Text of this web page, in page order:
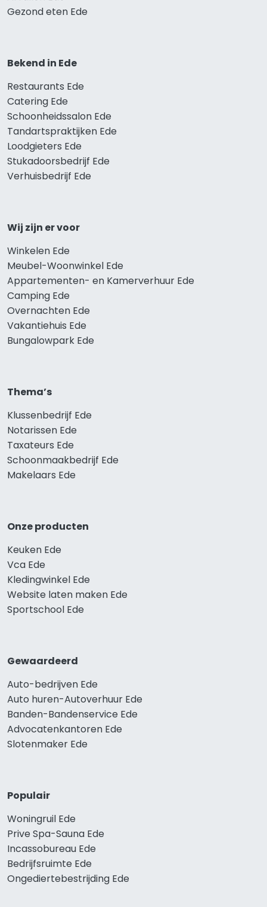
Gezond eten Ede
Bekend in Ede
Restaurants Ede
Catering Ede
Schoonheidssalon Ede
Tandartspraktijken Ede
Loodgieters Ede
Stukadoorsbedrijf Ede
Verhuisbedrijf Ede
Wij zijn er voor
Winkelen Ede
Meubel-Woonwinkel Ede
Appartementen- en Kamerverhuur Ede
Camping Ede
Overnachten Ede
Vakantiehuis Ede
Bungalowpark Ede
Thema’s
Klussenbedrijf Ede
Notarissen Ede
Taxateurs Ede
Schoonmaakbedrijf Ede
Makelaars Ede
Onze producten
Keuken Ede
Vca Ede
Kledingwinkel Ede
Website laten maken Ede
Sportschool Ede
Gewaardeerd
Auto-bedrijven Ede
Auto huren-Autoverhuur Ede
Banden-Bandenservice Ede
Advocatenkantoren Ede
Slotenmaker Ede
Populair
Woningruil Ede
Prive Spa-Sauna Ede
Incassobureau Ede
Bedrijfsruimte Ede
Ongediertebestrijding Ede